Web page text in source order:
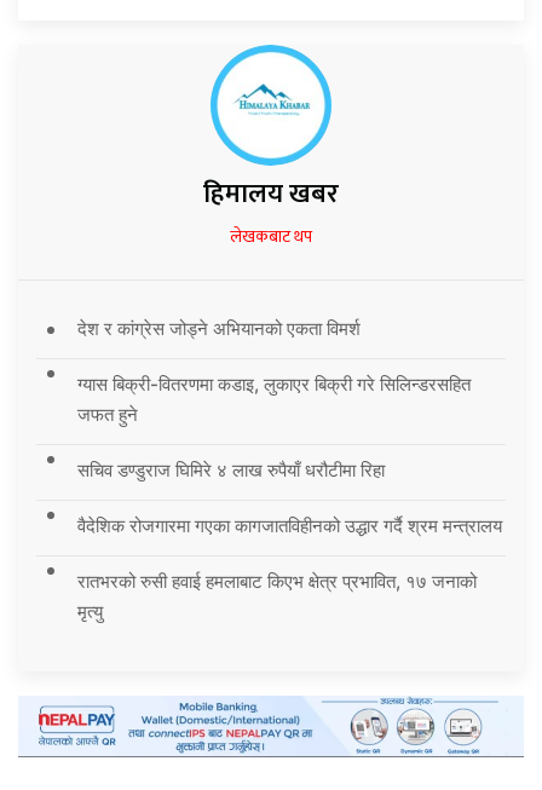
हिमालय खबर
लेखकबाट थप
देश र कांग्रेस जोड्ने अभियानको एकता विमर्श
ग्यास बिक्री-वितरणमा कडाइ, लुकाएर बिक्री गरे सिलिन्डरसहित
जफत हुने
सचिव डण्डुराज घिमिरे ४ लाख रुपैयाँ धरौटीमा रिहा
वैदेशिक रोजगारमा गएका कागजातविहीनको उद्धार गर्दै श्रम मन्त्रालय
रातभरको रुसी हवाई हमलाबाट किएभ क्षेत्र प्रभावित, १७ जनाको
मृत्यु